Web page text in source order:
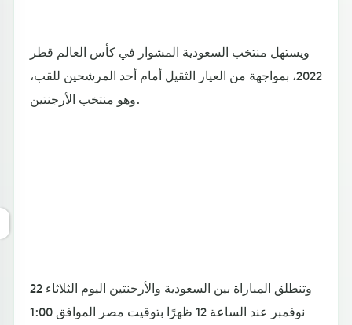
ويستهل منتخب السعودية المشوار في كأس العالم قطر
2022، بمواجهة من العيار الثقيل أمام أحد المرشحين للقب،
وهو منتخب الأرجنتين.
وتنطلق المباراة بين السعودية والأرجنتين اليوم الثلاثاء 22
نوفمبر عند الساعة 12 ظهرًا بتوقيت مصر الموافق 1:00